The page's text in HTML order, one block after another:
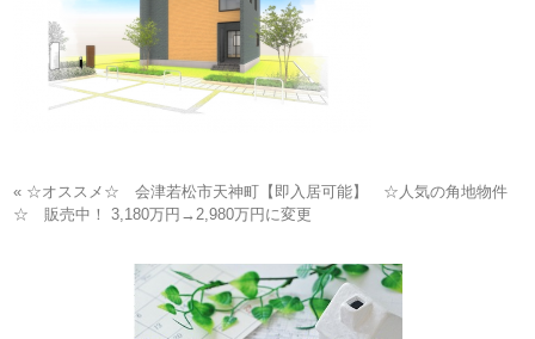
« ☆オススメ☆ 会津若松市天神町【即入居可能】 ☆人気の角地物件
☆ 販売中！ 3,180万円→2,980万円に変更